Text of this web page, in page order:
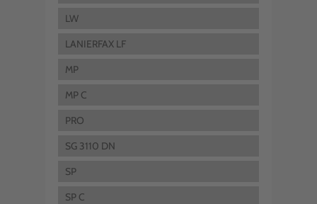
LW
LANIERFAX LF
MP
MP C
PRO
SG 3110 DN
SP
SP C